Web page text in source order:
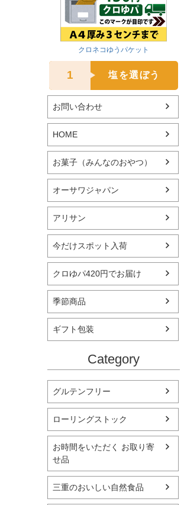
クロネコゆうパケット
1 塩を選ぼう
お問い合わせ
HOME
お菓子（みんなのおやつ）
オーサワジャパン
アリサン
今だけスポット入荷
クロゆパ420円でお届け
季節商品
ギフト包装
Category
グルテンフリー
ローリングストック
お時間をいただく お取り寄
せ品
三重のおいしい自然食品